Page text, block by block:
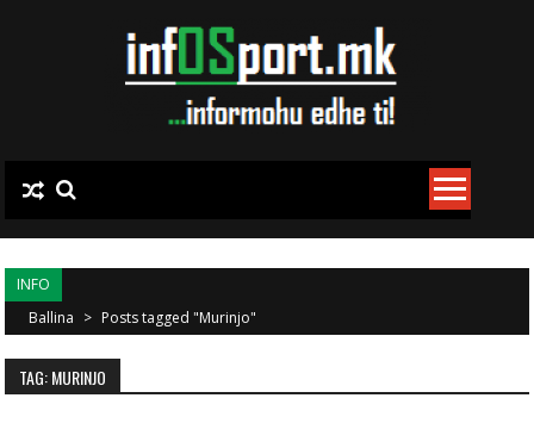
INFO
Ballina > Posts tagged "Murinjo"
TAG: MURINJO